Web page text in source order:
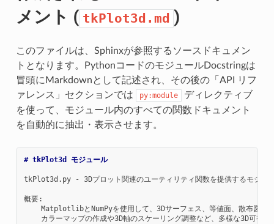
メント ( tkPlot3d.md )
このファイルは、Sphinxが参照するソースドキュメン
トとなります。PythonコードのモジュールDocstringは
冒頭にMarkdownとして記述され、その後の「API リフ
ァレンス」セクションでは
py:module
ディレクティブ
を使って、モジュール内のすべての関数ドキュメント
を自動的に抽出・表示させます。
# tkPlot3d モジュール
tkPlot3d.py - 3Dプロット関連のユーティリティ関数を提供するモジュ
概要:
MatplotlibとNumPyを使用して、3Dサーフェス、等値面、散布図、
カラーマップの作成や3D軸のスケーリング調整など、多様な3D可視化